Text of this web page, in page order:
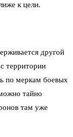
к цели.
другой
территории
по меркам боевых
тайно
там уже